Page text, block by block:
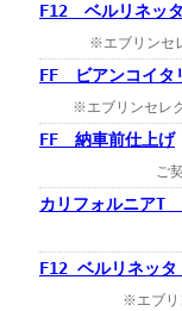
F12 ベルリネッ
※エブリンセレ
FF ビアンコイタ
※エブリンセレク
FF 納車前仕上げ
ご契約頂いた
カリフォルニアT
&nbs
F12 ベルリネッ
※エブリンセレク